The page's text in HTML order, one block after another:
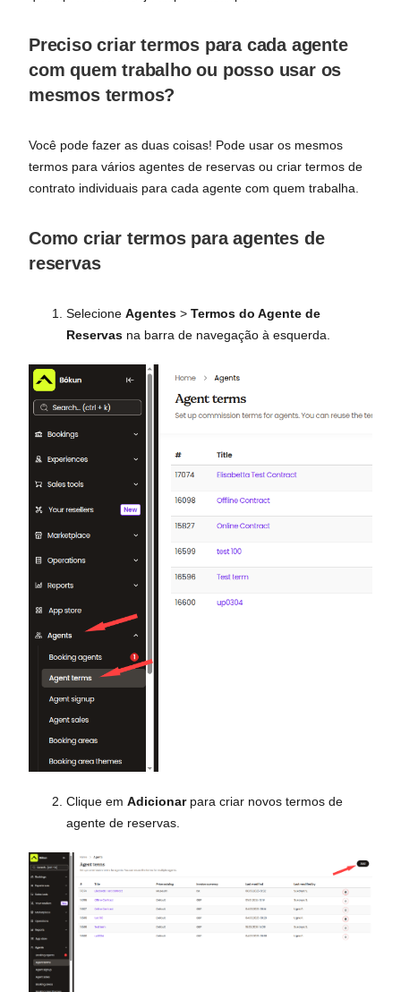
Preciso criar termos para cada agente
com quem trabalho ou posso usar os
mesmos termos?
Você pode fazer as duas coisas! Pode usar os mesmos
termos para vários agentes de reservas ou criar termos de
contrato individuais para cada agente com quem trabalha.
Como criar termos para agentes de
reservas
Selecione Agentes > Termos do Agente de
Reservas na barra de navegação à esquerda.
Clique em Adicionarpara criar novos termos de
agente de reservas.